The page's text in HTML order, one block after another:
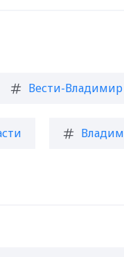
Вести-Владимир